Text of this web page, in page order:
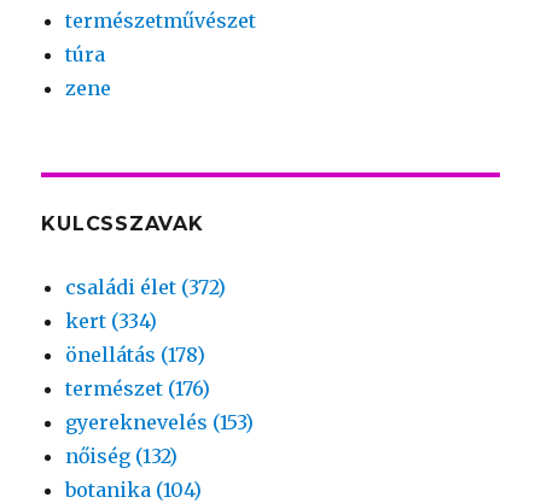
természetművészet
túra
zene
KULCSSZAVAK
családi élet (372)
kert (334)
önellátás (178)
természet (176)
gyereknevelés (153)
nőiség (132)
botanika (104)